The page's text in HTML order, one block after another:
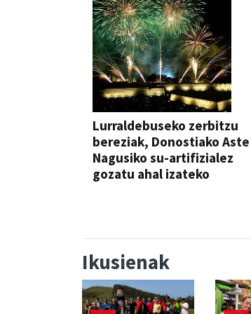
Lurraldebuseko zerbitzu
bereziak, Donostiako Aste
Nagusiko su-artifizialez
gozatu ahal izateko
Ikusienak